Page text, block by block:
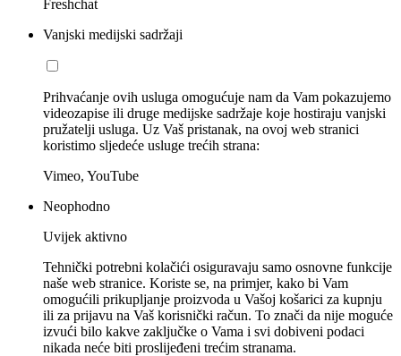
Freshchat
Vanjski medijski sadržaji
Prihvaćanje ovih usluga omogućuje nam da Vam pokazujemo
videozapise ili druge medijske sadržaje koje hostiraju vanjski
pružatelji usluga. Uz Vaš pristanak, na ovoj web stranici
koristimo sljedeće usluge trećih strana:
Vimeo, YouTube
Neophodno
Uvijek aktivno
Tehnički potrebni kolačići osiguravaju samo osnovne funkcije
naše web stranice. Koriste se, na primjer, kako bi Vam
omogućili prikupljanje proizvoda u Vašoj košarici za kupnju
ili za prijavu na Vaš korisnički račun. To znači da nije moguće
izvući bilo kakve zaključke o Vama i svi dobiveni podaci
nikada neće biti proslijeđeni trećim stranama.